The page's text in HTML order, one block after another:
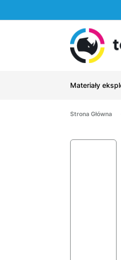
Materiały
Strona Główna